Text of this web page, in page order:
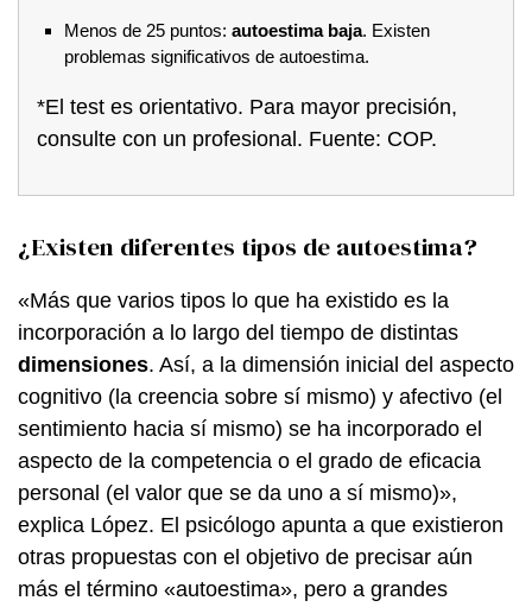
Menos de 25 puntos: autoestima baja. Existen
problemas significativos de autoestima.
*El test es orientativo. Para mayor precisión,
consulte con un profesional. Fuente: COP.
¿Existen diferentes tipos de autoestima?
«Más que varios tipos lo que ha existido es la
incorporación a lo largo del tiempo de distintas
dimensiones. Así, a la dimensión inicial del aspecto
cognitivo (la creencia sobre sí mismo) y afectivo (el
sentimiento hacia sí mismo) se ha incorporado el
aspecto de la competencia o el grado de eficacia
personal (el valor que se da uno a sí mismo)»,
explica López. El psicólogo apunta a que existieron
otras propuestas con el objetivo de precisar aún
más el término «autoestima», pero a grandes